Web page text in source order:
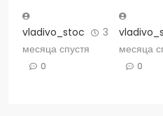
vladivo_stoc
3
месяца спустя
0
месяца
0